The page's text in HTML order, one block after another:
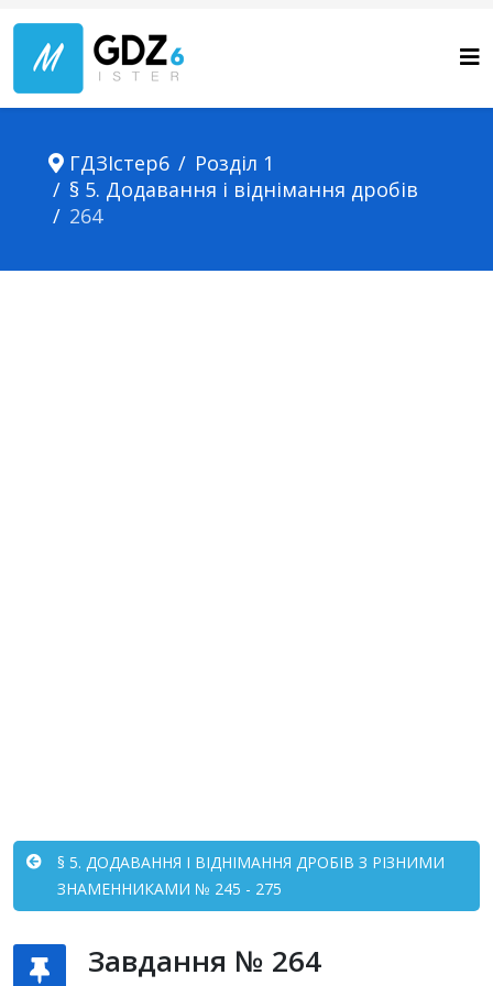
ГДЗІстер6
Розділ 1
§ 5. Додавання і віднімання дробів
264
§ 5. ДОДАВАННЯ І ВІДНІМАННЯ ДРОБІВ З РІЗНИМИ
ЗНАМЕННИКАМИ № 245 - 275
Завдання № 264